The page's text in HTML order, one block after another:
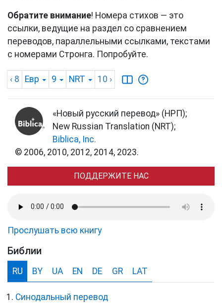
Обратите внимание! Номера стихов — это
ссылки, ведущие на раздел со сравнением
переводов, параллельными ссылками, текстами
с номерами Стронга. Попробуйте.
‹ 8 Евр 9 NRT 10 ›
«Новый русский перевод» (НРП);
New Russian Translation (NRT);
Biblica, Inc.
© 2006, 2010, 2012, 2014, 2023.
ПОДДЕРЖИТЕ НАС
Прослушать всю книгу
Библии
RU BY UA EN DE GR LAT
Синодальный перевод